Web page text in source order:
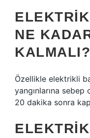
NE
KALMALI?
Özellikle elektrikli
yangınlarına
20 dakika sonra